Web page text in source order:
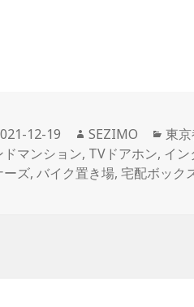
:
12-19
作
成
者
SEZIMO
カ
テ
ゴ
東
ドマンション, TVドアホン, イン
ーズ,バイク置き場,宅配ボック